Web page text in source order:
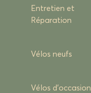
Entretien et
Réparation
Vélos neufs
Vélos d’occasion